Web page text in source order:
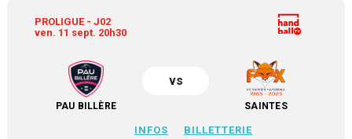
PROLIGUE - J02
ven. 11 sept. 20h30
PAU BILLÈRE
vs
SAINTES
INFOS BILLETTERIE